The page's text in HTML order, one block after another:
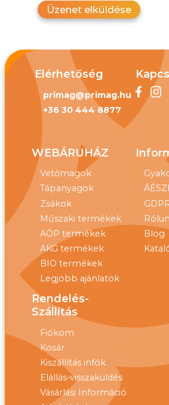
Üzenet elküldése
Elérhetőség
primag@primag.hu
+36 30 444 8877
WEBÁRUHÁZ
Vetőmagok
Tápanyagok
Zsákok
Műszaki termékek
AÖP termékek
AKG termékek
BIO termékek
Legjobb ajánlatok
Blog
Rendelés-
Szállítás
Fiókom
Kosár
Kiszállítás infók
Elállás-visszaküldés
Vásárlási Információ